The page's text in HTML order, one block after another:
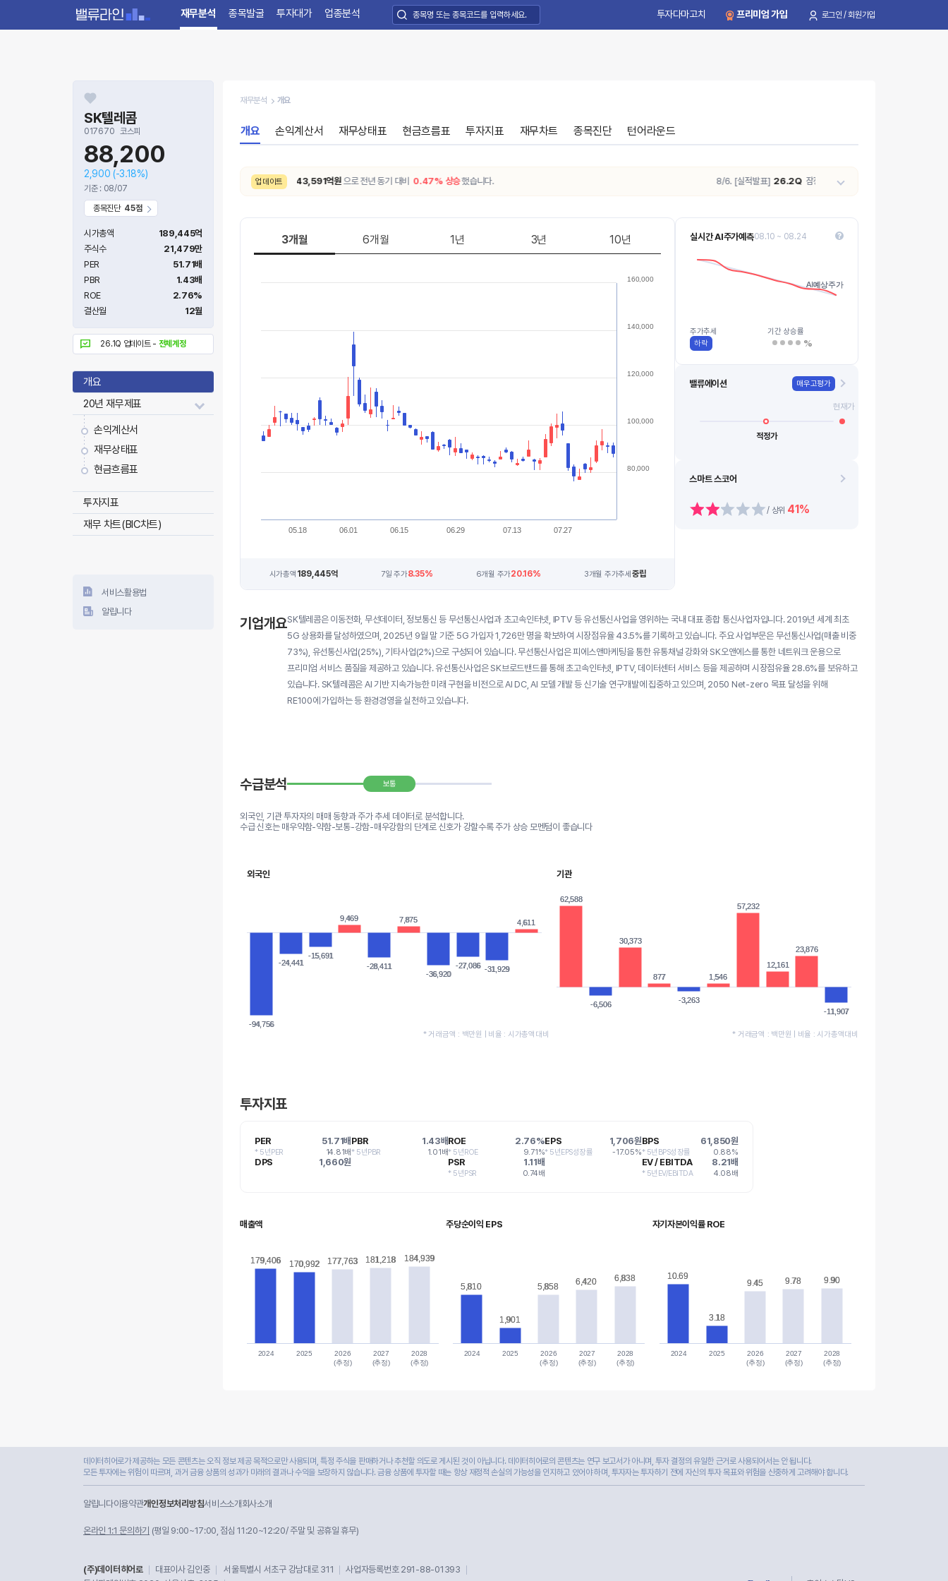
재무분석 종목발굴 투자대가 업종분석 투자다마고치 프리미엄 가입 로그인 / 회원가입
SK텔레콤
017670 코스피
88,200
2,900 (-3.18%)
기준 : 08/07
종목진단 45점
시가총액
189,445억
주식수
21,479만
PER
51.71배
PBR
1.43배
ROE
2.76%
결산월
12월
26.1Q 업데이트 - 전체계정
개요
20년 재무제표
손익계산서
재무상태표
현금흐름표
투자지표
재무 차트(BIC차트)
서비스활용법
알립니다
재무분석 개요
개요 손익계산서 재무상태표 현금흐름표 투자지표 재무차트 종목진단 턴어라운드
업데이트
8/6. [실적발표] 잠정 매출액은43,591억원으로 전년 동기 대비0.47% 상승 했습니다. 8/6. [실적발표]26.2Q잠정 영업이익은
3개월 6개월 1년 3년 10년
05.18 06.01 06.15 06.29 07.13 07.27
80,000
100,000
120,000
140,000
160,000
시가총액 189,445억 7일 주가8.35% 6개월 주가20.16% 3개월 주가추세중립
실시간 AI주가예측08.10 ~ 08.24
Values AI예상주가
AI예상주가
0…08.1108.12 08.1808.1908.2008.21
주가추세
하락
기간 상승률
%
밸류에이션 매우고평가
현재가
적정가
스마트 스코어
/ 상위 41%
기업개요SK텔레콤은 이동전화, 무선데이터, 정보통신 등 무선통신사업과 초고속인터넷, IPTV 등 유선통신사업을 영위하는 국내 대표 종합 통신사업자입니다. 2019년 세계 최초
5G 상용화를 달성하였으며, 2025년 9월 말 기준 5G 가입자 1,726만 명을 확보하여 시장점유율 43.5%를 기록하고 있습니다. 주요 사업부문은 무선통신사업(매출 비중
73%), 유선통신사업(25%), 기타사업(2%)으로 구성되어 있습니다. 무선통신사업은 피에스앤마케팅을 통한 유통채널 강화와 SK오앤에스를 통한 네트워크 운용으로
프리미엄 서비스 품질을 제공하고 있습니다. 유선통신사업은 SK브로드밴드를 통해 초고속인터넷, IPTV, 데이터센터 서비스 등을 제공하며 시장점유율 28.6%를 보유하고
있습니다. SK텔레콤은 AI 기반 지속가능한 미래 구현을 비전으로 AI DC, AI 모델 개발 등 신기술 연구개발에 집중하고 있으며, 2050 Net-zero 목표 달성을 위해
RE100에 가입하는 등 환경경영을 실천하고 있습니다.
수급분석 보통
외국인, 기관 투자자의 매매 동향과 주가 추세 데이터로 분석합니다.
수급 신호는 매우약함-약함-보통-강함-매우강함의 단계로 신호가 강할수록 주가 상승 모멘텀이 좋습니다
외국인
-94,756
-94,756
-24,441
-24,441
-15,691
-15,691
9,469
9,469
-28,411
-28,411
7,875
7,875
-36,920
-36,920
-27,086
-27,086 -31,929
-31,929
4,611
4,611
* 거래금액 : 백만원 | 비율 : 시가총액대비
기관
62,588
62,588
-6,506
-6,506
30,373
30,373
877
877
-3,263
-3,263
1,546
1,546
57,232
57,232
12,161
12,161
23,876
23,876
-11,907
-11,907
* 거래금액 : 백만원 | 비율 : 시가총액대비
투자지표
PER 51.71배
* 5년PER 14.81배
PBR 1.43배
* 5년PBR 1.01배
ROE 2.76%
* 5년ROE 9.71%
EPS 1,706원
* 5년EPS성장률 -17.05%
BPS 61,850원
* 5년BPS성장률 0.88%
DPS 1,660원 PSR 1.11배
* 5년PSR 0.74배
EV / EBITDA 8.21배
* 5년EV/EBITDA 4.08배
매출액
179,406
179,406 170,992
170,992 177,763
177,763 181,218
181,218 184,939
184,939
2024 2025
2026
(추정)
2027
(추정)
2028
(추정)
주당순이익 EPS
5,810
5,810
1,901
1,901
5,858
5,858 6,420
6,420 6,838
6,838
2024 2025
2026
(추정)
2027
(추정)
2028
(추정)
자기자본이익률 ROE
10.69
10.69
3.18
3.18
9.45
9.45 9.78
9.78 9.90
9.90
2024 2025
2026
(추정)
2027
(추정)
2028
(추정)
데이터히어로가 제공하는 모든 콘텐츠는 오직 정보 제공 목적으로만 사용되며, 특정 주식을 판매하거나 추천할 의도로 게시된 것이 아닙니다. 데이터히어로의 콘텐츠는 연구 보고서가 아니며, 투자 결정의 유일한 근거로 사용되어서는 안 됩니다.
모든 투자에는 위험이 따르며, 과거 금융 상품의 성과가 미래의 결과나 수익을 보장하지 않습니다. 금융 상품에 투자할 때는 항상 재정적 손실의 가능성을 인지하고 있어야 하며, 투자자는 투자하기 전에 자신의 투자 목표와 위험을 신중하게 고려해야 합니다.
알립니다이용약관개인정보처리방침서비스소개 회사소개
온라인 1:1 문의하기 (평일 9:00~17:00, 점심 11:20~12:20/ 주말 및 공휴일 휴무)
(주)데이터히어로 대표이사 김인중 서울특별시 서초구 강남대로 311
사업자등록번호 291-88-01393